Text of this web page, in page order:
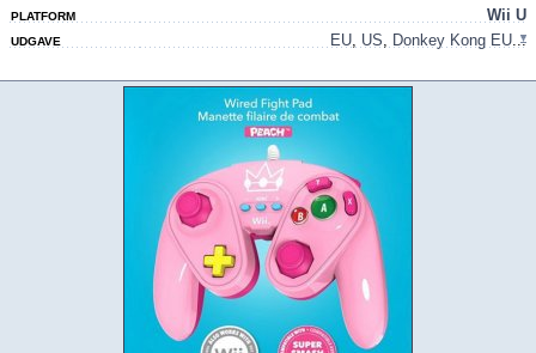
PLATFORM Wii U
UDGAVE EU, US, Donkey Kong EU...